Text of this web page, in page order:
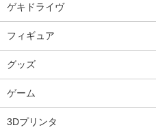
ゲキドライヴ
フィギュア
グッズ
ゲーム
3Dプリンタ